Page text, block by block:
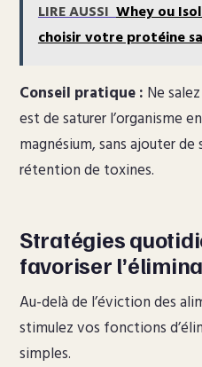
LIRE AUSSI Whey ou
choisir votre protéine
Conseil pratique : Ne
est de saturer l’organisme
magnésium, sans ajouter
rétention de toxines.
Stratégies
favoriser
Au-delà de l’éviction des
stimulez vos fonctions
simples.